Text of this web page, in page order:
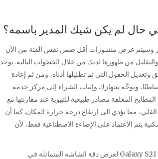
حال لم يكن شيك المدير باسمه؟
وسيتم عرض منشورات أقل ضمن نفس الفئة من الآن
من ظهورها لديك من خلال الخطوات التالية. يوجد
الحقول التي تم تظليلها أدناه، ومن ثم إعادة
وتوجَّه بجهازك وإثبات الشراء إلى مركز خدمة
المغلقة مصادر طبيعية للتهوية عند مقارنتها مع
مما يؤدي الى ارتفاع درجة حرارة المكان. كما أن
يتم الاعتماد على الإضاءة الاصطناعية فقط، لأن
يظهر هاتف Galaxy Note20 Ultra بجوار هاتف Galaxy S21 5G لعرض دقة الشاشة المتماثلة في